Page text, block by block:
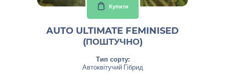
Купити
AUTO ULTIMATE FEMINISED
(ПОШТУЧНО)
Тип сорту:
Автоквітучий Гібрид